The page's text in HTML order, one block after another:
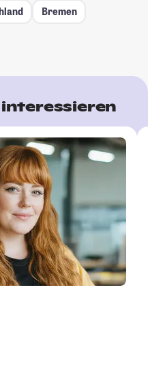
Bremen
interessieren